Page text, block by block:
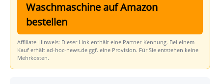
Waschmaschine auf Amazon
bestellen
Affiliate-Hinweis: Dieser Link enthält eine Partner-Kennung. Bei einem
Kauf erhält ad-hoc-news.de ggf. eine Provision. Für Sie entstehen keine
Mehrkosten.